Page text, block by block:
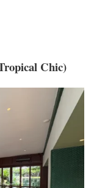
Chic)